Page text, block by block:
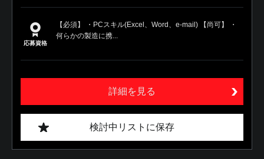
応募資格
【必須】 ・PCスキル(Excel、Word、e-mail) 【尚可】 ・
何らかの製造に携...
詳細を見る
検討中リストに保存